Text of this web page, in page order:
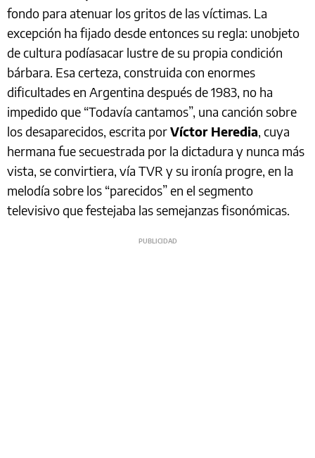
fondo para atenuar los gritos de las víctimas. La
excepción ha fijado desde entonces su regla: unobjeto
de cultura podíasacar lustre de su propia condición
bárbara. Esa certeza, construida con enormes
dificultades en Argentina después de 1983, no ha
impedido que “Todavía cantamos”, una canción sobre
los desaparecidos, escrita porVíctor Heredia , cuya
hermana fue secuestrada por la dictadura y nunca más
vista, se convirtiera, vía TVR y su ironía progre, en la
melodía sobre los “parecidos” en el segmento
televisivo que festejaba las semejanzas fisonómicas.